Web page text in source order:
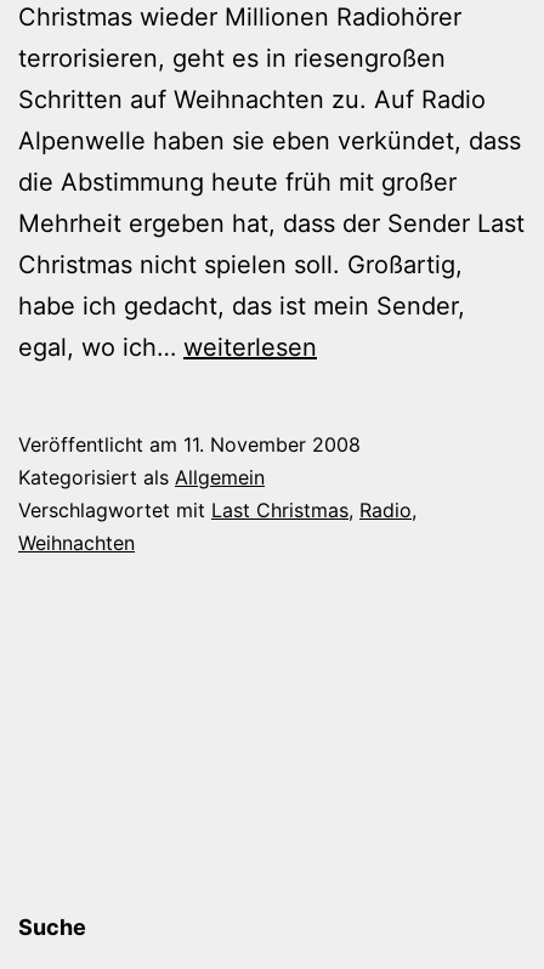
Christmas wieder Millionen Radiohörer
terrorisieren, geht es in riesengroßen
Schritten auf Weihnachten zu. Auf Radio
Alpenwelle haben sie eben verkündet, dass
die Abstimmung heute früh mit großer
Mehrheit ergeben hat, dass der Sender Last
Christmas nicht spielen soll. Großartig,
habe ich gedacht, das ist mein Sender,
egal, wo ich… Eklige
weiterlesen
Veröffentlicht am 11. November 2008
Kategorisiert als Allgemein
Verschlagwortet mit Last Christmas, Radio,
Weihnachten
Suche